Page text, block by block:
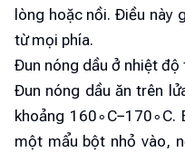
lòng hoặc nồi. Điều này
từ mọi phía.
Đun nóng dầu ở nhiệt độ
Đun nóng dầu ăn trên
khoảng 160∘C−170∘C.
một mẩu bột nhỏ vào,